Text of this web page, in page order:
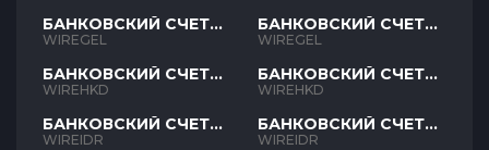
БАНКОВСКИЙ СЧЕТ
GEL
WIREGEL
БАНКОВСКИЙ СЧЕТ
HKD
WIREHKD
БАНКОВСКИЙ СЧЕТ
IDR
WIREIDR
БАНКОВСКИЙ СЧЕТ
GEL
WIREGEL
БАНКОВСКИЙ СЧЕТ
HKD
WIREHKD
БАНКОВСКИЙ СЧЕТ
IDR
WIREIDR